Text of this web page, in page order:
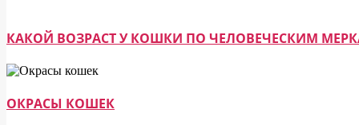
КАКОЙ ВОЗРАСТ У КОШКИ ПО ЧЕЛОВЕЧЕСКИМ
ОКРАСЫ КОШЕК